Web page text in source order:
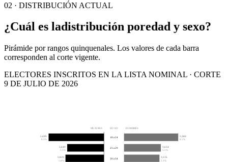
02 · DISTRIBUCIÓN ACTUAL
¿Cuál es ladistribución poredad y sexo?
Pirámide por rangos quinquenales. Los valores de cada barra
corresponden al corte vigente.
ELECTORES INSCRITOS EN LA LISTA NOMINAL · CORTE
9 DE JULIO DE 2026
MUJERES EDAD HOMBRES
5,499
8.3%
5,380
8.1%
18 a 24
3,649
5.5%
3,654
5.5%
25 a 29
3,820
5.8%
3,516
5.3%
30 a 34